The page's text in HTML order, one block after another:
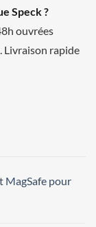
Speck ?
ouvrées
Livraison rapide
MagSafe pour